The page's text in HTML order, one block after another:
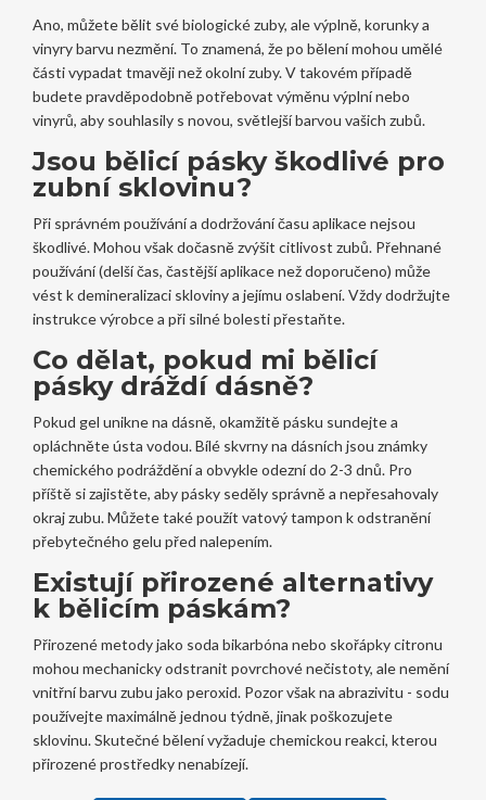
Ano, můžete bělit své biologické zuby, ale výplně, korunky a
vinyry barvu nezmění. To znamená, že po bělení mohou umělé
části vypadat tmavěji než okolní zuby. V takovém případě
budete pravděpodobně potřebovat výměnu výplní nebo
vinyrů, aby souhlasily s novou, světlejší barvou vašich zubů.
Jsou bělicí pásky škodlivé pro
zubní sklovinu?
Při správném používání a dodržování času aplikace nejsou
škodlivé. Mohou však dočasně zvýšit citlivost zubů. Přehnané
používání (delší čas, častější aplikace než doporučeno) může
vést k demineralizaci skloviny a jejímu oslabení. Vždy dodržujte
instrukce výrobce a při silné bolesti přestaňte.
Co dělat, pokud mi bělicí
pásky dráždí dásně?
Pokud gel unikne na dásně, okamžitě pásku sundejte a
opláchněte ústa vodou. Bílé skvrny na dásních jsou známky
chemického podráždění a obvykle odezní do 2-3 dnů. Pro
příště si zajistěte, aby pásky seděly správně a nepřesahovaly
okraj zubu. Můžete také použít vatový tampon k odstranění
přebytečného gelu před nalepením.
Existují přirozené alternativy
k bělicím páskám?
Přirozené metody jako soda bikarbóna nebo skořápky citronu
mohou mechanicky odstranit povrchové nečistoty, ale nemění
vnitřní barvu zubu jako peroxid. Pozor však na abrazivitu - sodu
používejte maximálně jednou týdně, jinak poškozujete
sklovinu. Skutečné bělení vyžaduje chemickou reakci, kterou
přirozené prostředky nenabízejí.